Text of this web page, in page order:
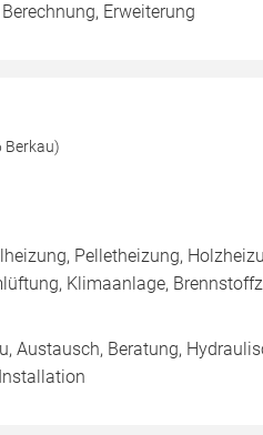
Erweiterung
Berkau)
Pelletheizung,
Klimaanlage,
Austausch, Beratung,